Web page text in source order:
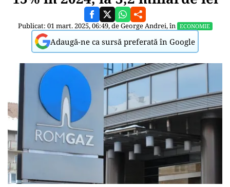
Publicat: 01 mart. 2025, 06:49, deGeorge Andrei, în ECONOMIE
Adaugă-ne ca sursă preferată în Google